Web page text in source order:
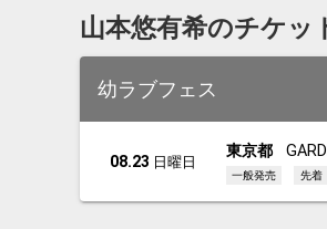
山本悠有希のチケッ
幼ラブフェス
08.23 日曜日
東京都
一般発売 先着